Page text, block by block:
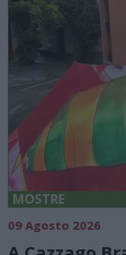
MOSTRE
09 Agosto 2026